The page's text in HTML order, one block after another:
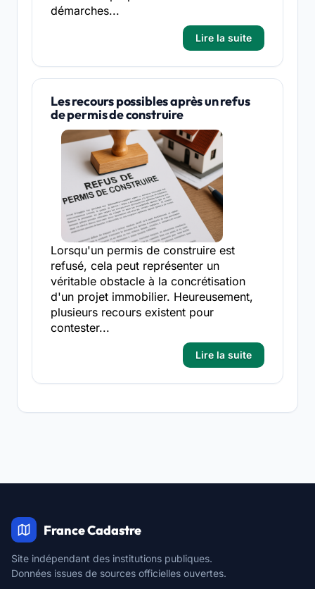
démarches...
Lire la suite
Les recours possibles après un refus
de permis de construire
Lorsqu'un permis de construire est
refusé, cela peut représenter un
véritable obstacle à la concrétisation
d'un projet immobilier. Heureusement,
plusieurs recours existent pour
contester...
Lire la suite
France Cadastre
Site indépendant des institutions publiques.
Données issues de sources officielles ouvertes.